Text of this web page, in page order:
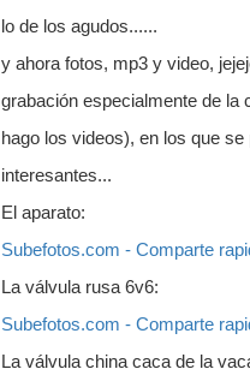
lo de los agudos......
y ahora fotos, mp3 y video,
grabación especialmente de la
hago los videos), en los que
interesantes...
El aparato:
Subefotos.com - Comparte
La válvula rusa 6v6:
Subefotos.com - Comparte
La válvula china caca de la